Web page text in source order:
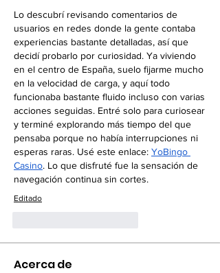
Lo descubrí revisando comentarios de
usuarios en redes donde la gente contaba
experiencias bastante detalladas, así que
decidí probarlo por curiosidad. Ya viviendo
en el centro de España, suelo fijarme mucho
en la velocidad de carga, y aquí todo
funcionaba bastante fluido incluso con varias
acciones seguidas. Entré solo para curiosear
y terminé explorando más tiempo del que
pensaba porque no había interrupciones ni
esperas raras. Usé este enlace: YoBingo
Casino. Lo que disfruté fue la sensación de
navegación continua sin cortes.
Editado
Acerca de